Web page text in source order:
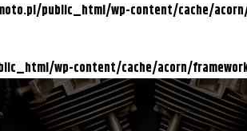
public_html/wp-content/cache/acorn/
wp-content/cache/acorn/framework/